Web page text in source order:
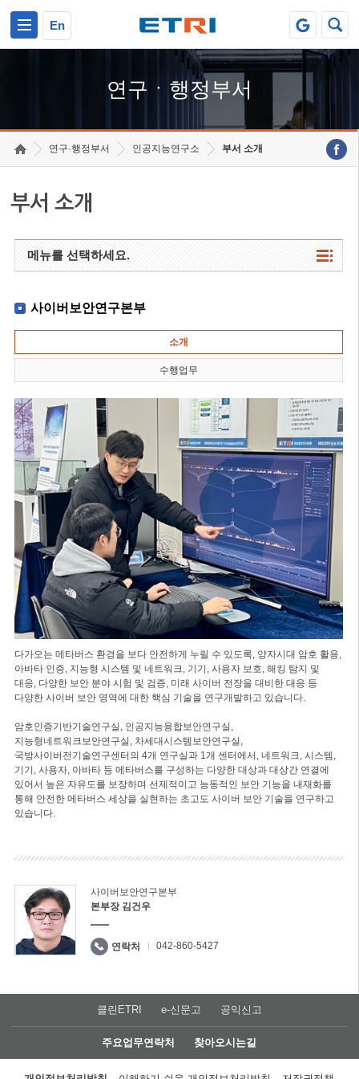
En
연구ㆍ행정부서
연구·행정부서 인공지능연구소 부서 소개
부서 소개
메뉴를 선택하세요.
사이버보안연구본부
소개
수행업무
다가오는 메타버스 환경을 보다 안전하게 누릴 수 있도록, 양자시대 암호 활용,
아바타 인증, 지능형 시스템 및 네트워크, 기기, 사용자 보호, 해킹 탐지 및
대응, 다양한 보안 분야 시험 및 검증, 미래 사이버 전장을 대비한 대응 등
다양한 사이버 보안 영역에 대한 핵심 기술을 연구개발하고 있습니다.
암호인증기반기술연구실, 인공지능융합보안연구실,
지능형네트워크보안연구실, 차세대시스템보안연구실,
국방사이버전기술연구센터의 4개 연구실과 1개 센터에서, 네트워크, 시스템,
기기, 사용자, 아바타 등 메타버스를 구성하는 다양한 대상과 대상간 연결에
있어서 높은 자유도를 보장하며 선제적이고 능동적인 보안 기능을 내재화를
통해 안전한 메타버스 세상을 실현하는 초고도 사이버 보안 기술을 연구하고
있습니다.
사이버보안연구본부
본부장 김건우
연락처 042-860-5427
클린ETRI e-신문고 공익신고
주요업무연락처 찾아오시는길